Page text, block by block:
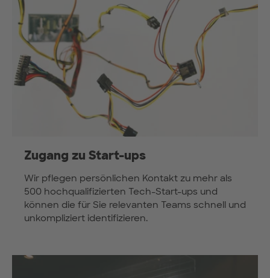
Zugang zu Start-ups
Wir pflegen persönlichen Kontakt zu mehr als
500 hochqualifizierten Tech-Start-ups und
können die für Sie relevanten Teams schnell und
unkompliziert identifizieren.